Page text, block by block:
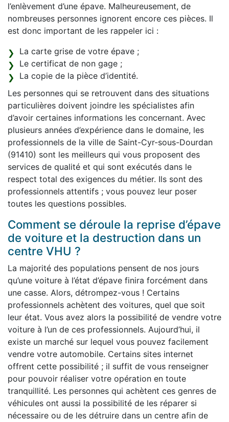
l’enlèvement d’une épave. Malheureusement, de
nombreuses personnes ignorent encore ces pièces. Il
est donc important de les rappeler ici :
La carte grise de votre épave ;
Le certificat de non gage ;
La copie de la pièce d’identité.
Les personnes qui se retrouvent dans des situations
particulières doivent joindre les spécialistes afin
d’avoir certaines informations les concernant. Avec
plusieurs années d’expérience dans le domaine, les
professionnels de la ville de Saint-Cyr-sous-Dourdan
(91410) sont les meilleurs qui vous proposent des
services de qualité et qui sont exécutés dans le
respect total des exigences du métier. Ils sont des
professionnels attentifs ; vous pouvez leur poser
toutes les questions possibles.
Comment se déroule la reprise d’épave
de voiture et la destruction dans un
centre VHU ?
La majorité des populations pensent de nos jours
qu’une voiture à l’état d’épave finira forcément dans
une casse. Alors, détrompez-vous ! Certains
professionnels achètent des voitures, quel que soit
leur état. Vous avez alors la possibilité de vendre votre
voiture à l’un de ces professionnels. Aujourd’hui, il
existe un marché sur lequel vous pouvez facilement
vendre votre automobile. Certains sites internet
offrent cette possibilité ; il suffit de vous renseigner
pour pouvoir réaliser votre opération en toute
tranquillité. Les personnes qui achètent ces genres de
véhicules ont aussi la possibilité de les réparer si
nécessaire ou de les détruire dans un centre afin de